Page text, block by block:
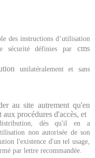
des instructions d’utilisation
sécurité définies par cms
unilatéralement et sans
au site autrement qu'en
procédures d'accès, et
dès qu'il en a
non autorisée de son
l'existence d'un tel usage,
par lettre recommandée.